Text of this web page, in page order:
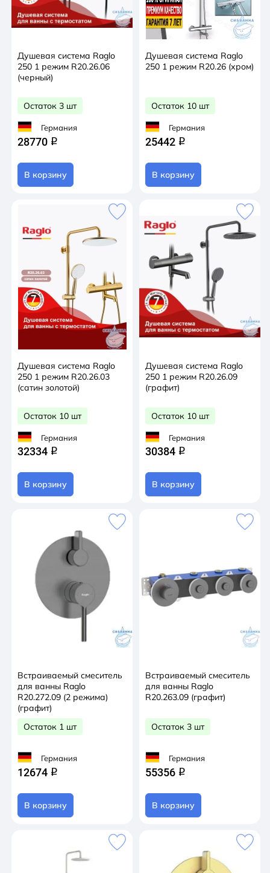
Душевая система Raglo
250 1 режим R20.26.06
(черный)
Остаток 3 шт
Германия
28770 q
В корзину
Душевая система Raglo
250 1 режим R20.26 (хром)
Остаток 10 шт
Германия
25442 q
В корзину
Душевая система Raglo
250 1 режим R20.26.03
(сатин золотой)
Остаток 10 шт
Германия
32334 q
В корзину
Душевая система Raglo
250 1 режим R20.26.09
(графит)
Остаток 10 шт
Германия
30384 q
В корзину
Встраиваемый смеситель
для ванны Raglo
R20.272.09 (2 режима)
(графит)
Остаток 1 шт
Германия
12674 q
В корзину
Встраиваемый смеситель
для ванны Raglo
R20.263.09 (графит)
Остаток 3 шт
Германия
55356 q
В корзину